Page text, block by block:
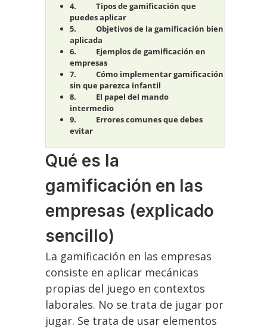
Tipos de gamificación que
puedes aplicar
Objetivos de la gamificación bien
aplicada
Ejemplos de gamificación en
empresas
Cómo implementar gamificación
sin que parezca infantil
El papel del mando
intermedio
Errores comunes que debes
evitar
Qué es la
gamificación en las
empresas (explicado
sencillo)
La gamificación en las empresas
consiste en aplicar mecánicas
propias del juego en contextos
laborales. No se trata de jugar por
jugar. Se trata de usar elementos